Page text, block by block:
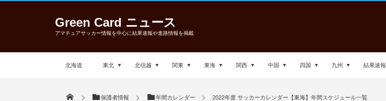
Green Card ニュース
アマチュアサッカー情報を中心に結果速報や進路情報を掲載
北海道 東北 北信越 関東 東海 関西 中国 四国 九州 結果速報
保護者情報 年間カレンダー 2022年度 サッカーカレンダー【東海】年間スケジュール一覧